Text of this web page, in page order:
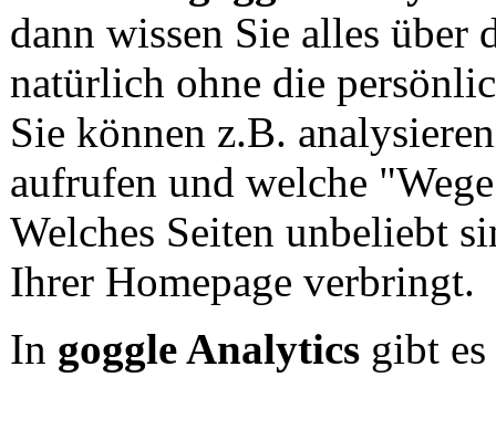
dann wissen Sie alles über
natürlich ohne die
Sie können z.B.
aufrufen und welche
Welches Seiten unbeliebt
Ihrer Homepage verbringt.
In goggle Analyticsgibt es